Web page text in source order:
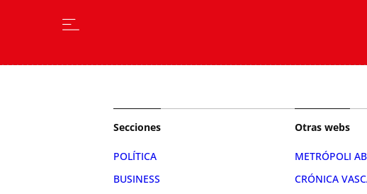
Secciones
POLÍTICA
BUSINESS
Otras webs
METRÓPOLI
CRÓNICA